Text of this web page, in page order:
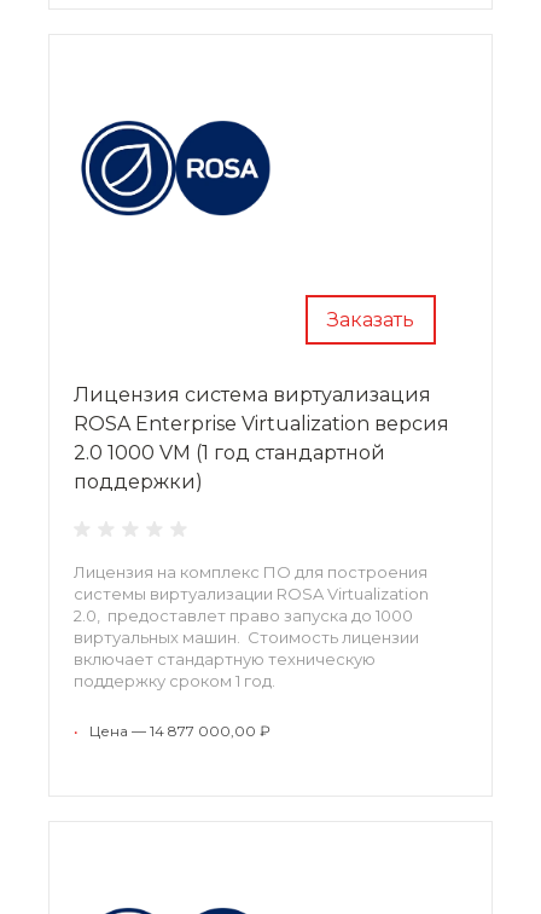
Заказать
Лицензия система виртуализация
ROSA Enterprise Virtualization версия
2.0 1000 VM (1 год стандартной
поддержки)
Лицензия на комплекс ПО для построения
системы виртуализации ROSA Virtualization
2.0, предоставлет право запуска до 1000
виртуальных машин. Стоимость лицензии
включает стандартную техническую
поддержку сроком 1 год.
• Цена — 14 877 000,00 ₽